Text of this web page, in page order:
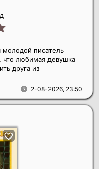
2-08-2026, 23:50
молодой писатель
что любимая девушка
друга из